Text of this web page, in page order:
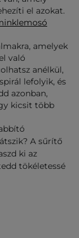
el azokat.
amelyek
való
anélkül,
lefolyik, és
azonban,
kicsit több
A sűrítő
ki az
tökéletessé